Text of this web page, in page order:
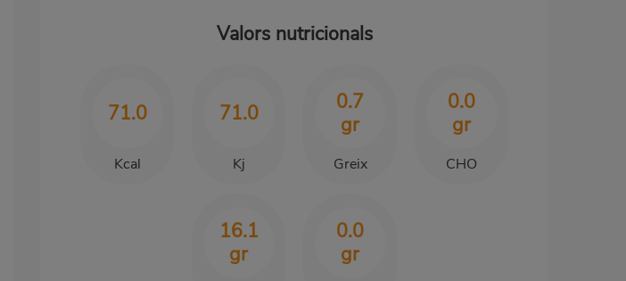
Valors nutricionals
71.0
Kcal
71.0
Kj
0.7
gr
Greix
0.0
gr
CHO
16.1
gr
0.0
gr